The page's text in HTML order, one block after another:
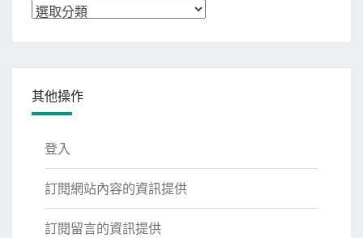
分
其他操作
登入
訂閱網站內容的資訊提供
訂閱留言的資訊提供